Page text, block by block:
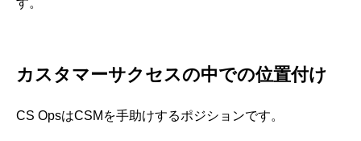
カスタマーサクセスの中での位置付け
CS OpsはCSMを手助けするポジションです。